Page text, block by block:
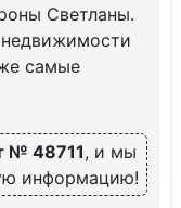
Светланы.
самые
№ 48711, и мы
информацию!